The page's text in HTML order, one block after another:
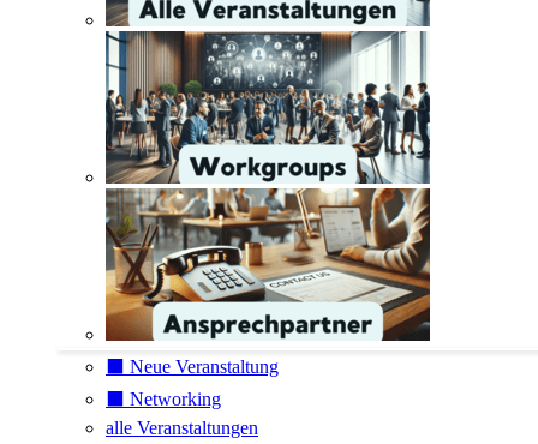
⬛️ Neue Veranstaltung
⬛️ Networking
alle Veranstaltungen